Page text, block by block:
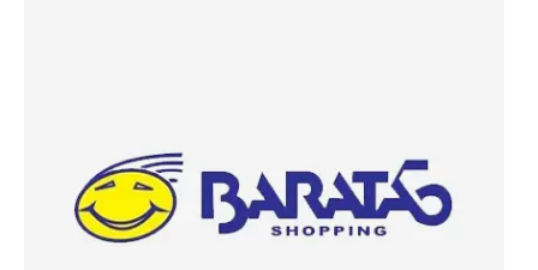
Artigos Relacionados: